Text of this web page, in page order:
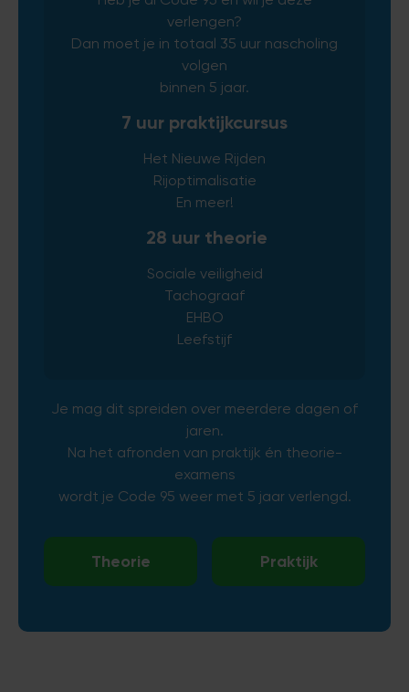
verlengen?
Dan moet je in totaal 35 uur nascholing
volgen
binnen 5 jaar.
7 uur praktijkcursus
Het Nieuwe Rijden
Rijoptimalisatie
En meer!
28 uur theorie
Sociale veiligheid
Tachograaf
EHBO
Leefstijf
Je mag dit spreiden over meerdere dagen of
jaren.
Na het afronden van praktijk én theorie-
examens
wordt je Code 95 weer met 5 jaar verlengd.
Theorie Praktijk